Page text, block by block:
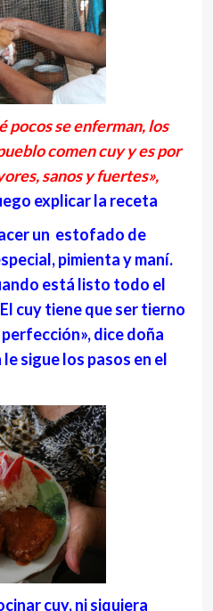
pocos se enferman, los
comen cuy y es por
sanos y fuertes»,
explicar la receta
un estofado de
pimienta y maní.
está listo todo el
cuy tiene que ser tierno
dice doña
le sigue los pasos en el
cuy, ni siquiera